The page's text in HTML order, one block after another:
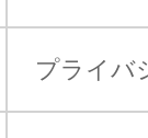
プライバ